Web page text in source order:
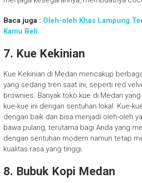
Baca juga : Oleh-oleh Khas Lampung
Kamu Beli
7. Kue Kekinian
Kue Kekinian di Medan mencakup
yang sedang tren saat ini, seperti red
brownies. Banyak toko kue di Medan
kue-kue ini dengan sentuhan lokal. Kue-
dengan baik dan bisa menjadi oleh-oleh
bawa pulang, terutama bagi Anda yang
dengan sentuhan modern namun tetap
kualitas rasa yang tinggi.
8. Bubuk Kopi Medan